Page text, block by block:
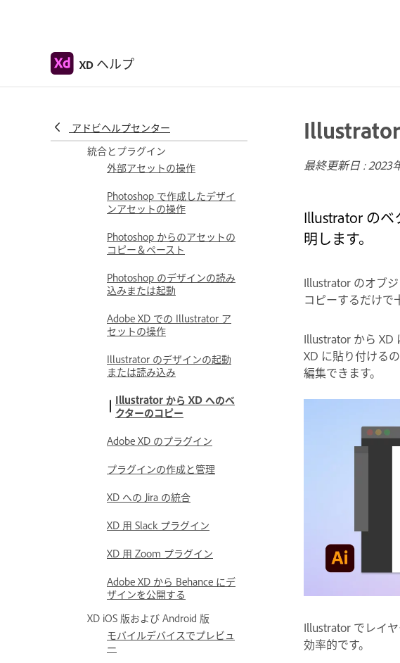
XD ヘルプ
アドビヘルプセンター
デザインの共同作業と共同編
集
同編集
統合とプラグイン
外部アセットの操作
Photoshop で作成したデザイ
ンアセットの操作
Photoshop からのアセットの
コピー＆ペースト
Photoshop のデザインの読み
込みまたは起動
Adobe XD での Illustrator ア
セットの操作
Illustrator のデザインの起動
または読み込み
Illustrator から XD へのベ
クターのコピー
Adobe XD のプラグイン
プラグインの作成と管理
XD への Jira の統合
XD 用 Slack プラグイン
XD 用 Zoom プラグイン
Adobe XD から Behance にデ
ザインを公開する
XD iOS 版および Android 版
モバイルデバイスでプレビュ
ー
Illustrator
最終更新日 :2023
Illustrator のベ
明します。
Illustrator のオブ
コピーするだけで
Illustrator から XD
XD に貼り付ける
編集できます。
Illustrator でレイ
効率的です。